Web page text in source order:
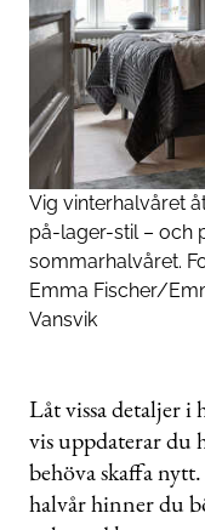
Vig vinterhalvåret
på-lager-stil – och
sommarhalvåret.
Emma Fischer/
Vansvik
Låt vissa detaljer i
vis uppdaterar du
behöva skaffa
halvår hinner du